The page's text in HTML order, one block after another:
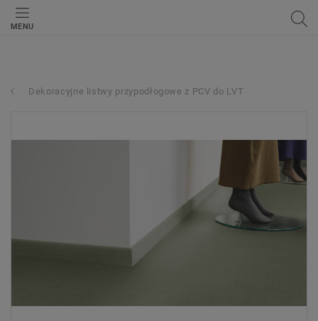
MENU
Dekoracyjne listwy przypodłogowe z PCV do LVT